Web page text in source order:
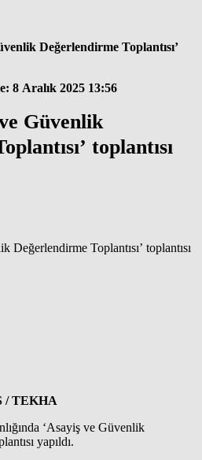
Değerlendirme Toplantısı’
8 Aralık 2025 13:56
Güvenlik
toplantısı
/ TEKHA
‘Asayiş ve Güvenlik
yapıldı.